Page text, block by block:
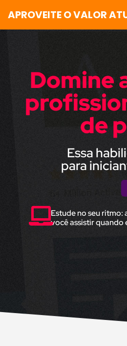
APROVEITE O VALOR
Domine
de
Essa
para
Estude no seu ritmo:
você assistir quando